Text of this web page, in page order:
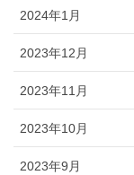
2024年1月
2023年12月
2023年11月
2023年10月
2023年9月